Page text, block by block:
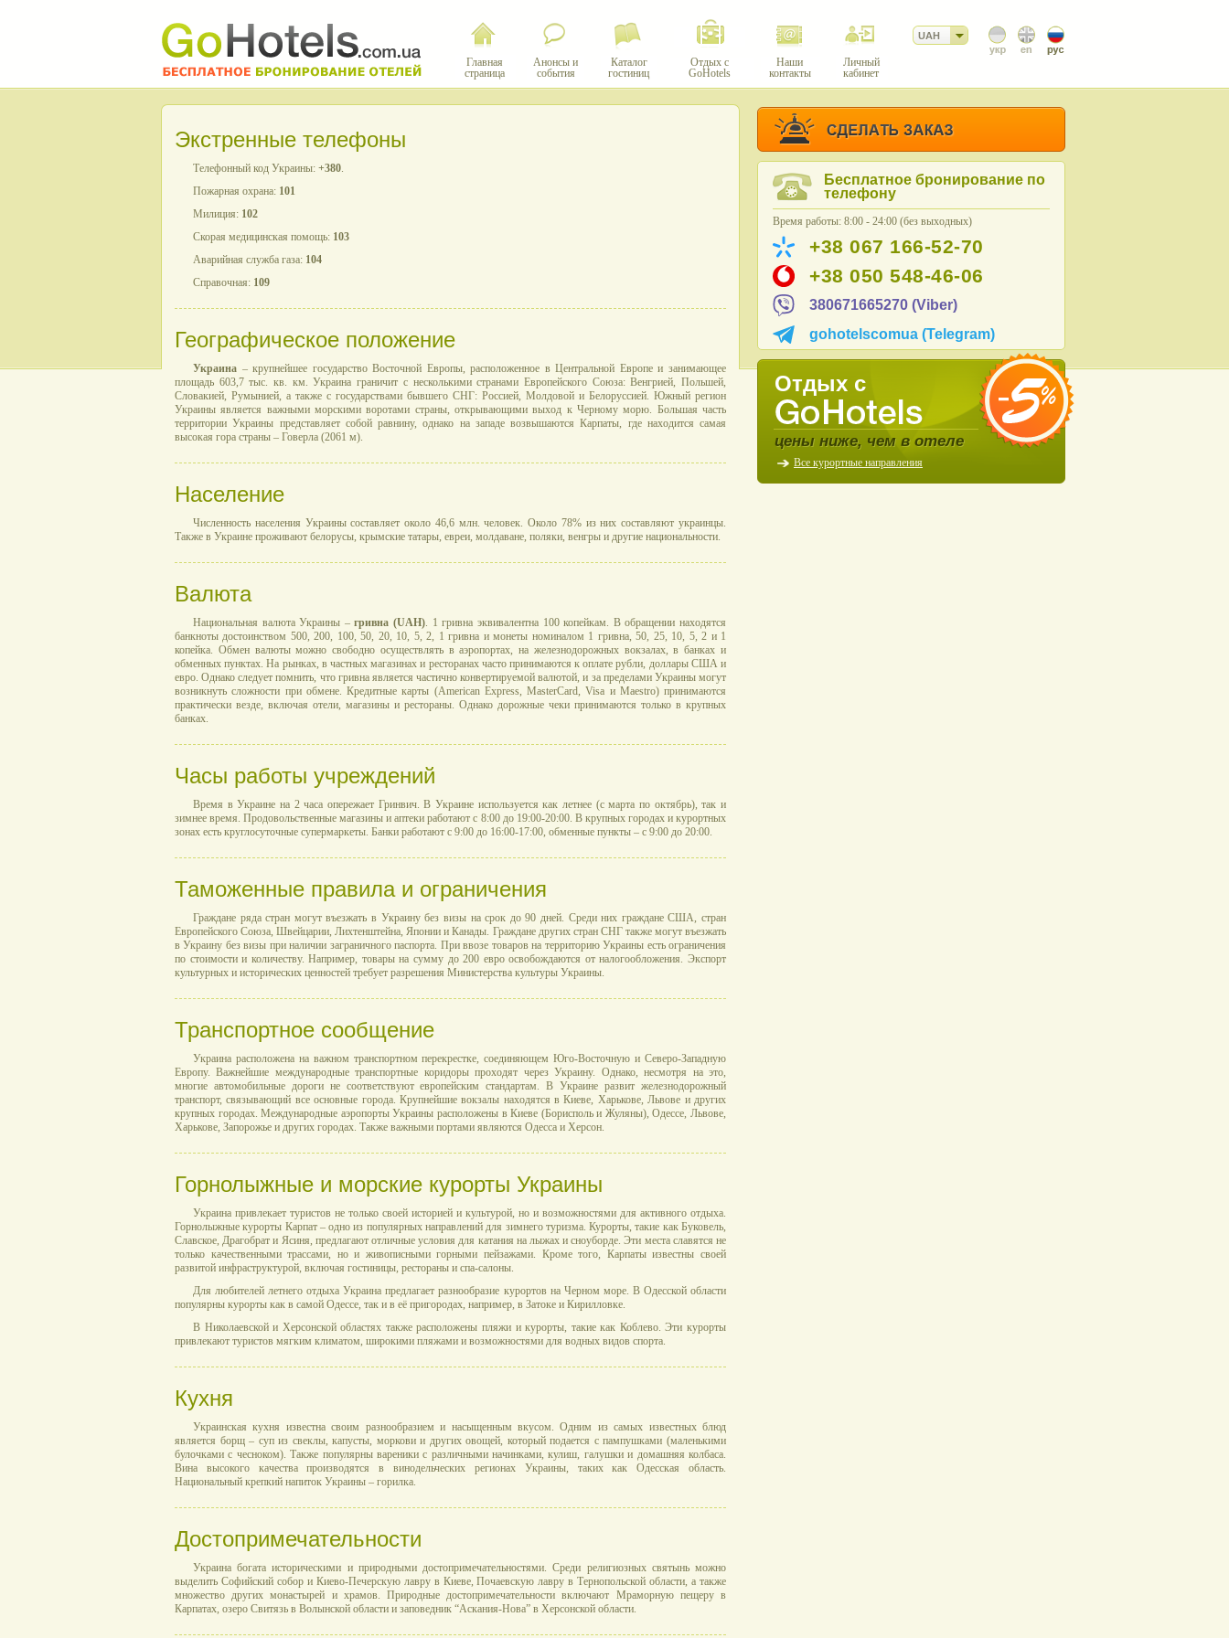
Главная
страница
Анонсы и
события
Каталог
гостиниц
Отдых с
GoHotels
Наши
контакты
Личный
кабинет
UAH
Экстренные телефоны
Телефонный код Украины: +380.
Пожарная охрана: 101
Милиция: 102
Скорая медицинская помощь: 103
Аварийная служба газа: 104
Справочная: 109
Географическое положение
Украина – крупнейшее государство Восточной Европы, расположенное в Центральной Европе и занимающее
площадь 603,7 тыс. кв. км. Украина граничит с несколькими странами Европейского Союза: Венгрией, Польшей,
Словакией, Румынией, а также с государствами бывшего СНГ: Россией, Молдовой и Белоруссией. Южный регион
Украины является важными морскими воротами страны, открывающими выход к Черному морю. Большая часть
территории Украины представляет собой равнину, однако на западе возвышаются Карпаты, где находится самая
высокая гора страны – Говерла (2061 м).
Население
Численность населения Украины составляет около 46,6 млн. человек. Около 78% из них составляют украинцы.
Также в Украине проживают белорусы, крымские татары, евреи, молдаване, поляки, венгры и другие национальности.
Валюта
Национальная валюта Украины –гривна (UAH). 1 гривна эквивалентна 100 копейкам. В обращении находятся
банкноты достоинством 500, 200, 100, 50, 20, 10, 5, 2, 1 гривна и монеты номиналом 1 гривна, 50, 25, 10, 5, 2 и 1
копейка. Обмен валюты можно свободно осуществлять в аэропортах, на железнодорожных вокзалах, в банках и
обменных пунктах. На рынках, в частных магазинах и ресторанах часто принимаются к оплате рубли, доллары США и
евро. Однако следует помнить, что гривна является частично конвертируемой валютой, и за пределами Украины могут
возникнуть сложности при обмене. Кредитные карты (American Express, MasterCard, Visa и Maestro) принимаются
практически везде, включая отели, магазины и рестораны. Однако дорожные чеки принимаются только в крупных
банках.
Часы работы учреждений
Время в Украине на 2 часа опережает Гринвич. В Украине используется как летнее (с марта по октябрь), так и
зимнее время. Продовольственные магазины и аптеки работают с 8:00 до 19:00-20:00. В крупных городах и курортных
зонах есть круглосуточные супермаркеты. Банки работают с 9:00 до 16:00-17:00, обменные пункты – с 9:00 до 20:00.
Таможенные правила и ограничения
Граждане ряда стран могут въезжать в Украину без визы на срок до 90 дней. Среди них граждане США, стран
Европейского Союза, Швейцарии, Лихтенштейна, Японии и Канады. Граждане других стран СНГ также могут въезжать
в Украину без визы при наличии заграничного паспорта. При ввозе товаров на территорию Украины есть ограничения
по стоимости и количеству. Например, товары на сумму до 200 евро освобождаются от налогообложения. Экспорт
культурных и исторических ценностей требует разрешения Министерства культуры Украины.
Транспортное сообщение
Украина расположена на важном транспортном перекрестке, соединяющем Юго-Восточную и Северо-Западную
Европу. Важнейшие международные транспортные коридоры проходят через Украину. Однако, несмотря на это,
многие автомобильные дороги не соответствуют европейским стандартам. В Украине развит железнодорожный
транспорт, связывающий все основные города. Крупнейшие вокзалы находятся в Киеве, Харькове, Львове и других
крупных городах. Международные аэропорты Украины расположены в Киеве (Борисполь и Жуляны), Одессе, Львове,
Харькове, Запорожье и других городах. Также важными портами являются Одесса и Херсон.
Горнолыжные и морские курорты Украины
Украина привлекает туристов не только своей историей и культурой, но и возможностями для активного отдыха.
Горнолыжные курорты Карпат – одно из популярных направлений для зимнего туризма. Курорты, такие как Буковель,
Славское, Драгобрат и Ясиня, предлагают отличные условия для катания на лыжах и сноуборде. Эти места славятся не
только качественными трассами, но и живописными горными пейзажами. Кроме того, Карпаты известны своей
развитой инфраструктурой, включая гостиницы, рестораны и спа-салоны.
Для любителей летнего отдыха Украина предлагает разнообразие курортов на Черном море. В Одесской области
популярны курорты как в самой Одессе, так и в её пригородах, например, в Затоке и Кирилловке.
В Николаевской и Херсонской областях также расположены пляжи и курорты, такие как Коблево. Эти курорты
привлекают туристов мягким климатом, широкими пляжами и возможностями для водных видов спорта.
Кухня
Украинская кухня известна своим разнообразием и насыщенным вкусом. Одним из самых известных блюд
является борщ – суп из свеклы, капусты, моркови и других овощей, который подается с пампушками (маленькими
булочками с чесноком). Также популярны вареники с различными начинками, кулиш, галушки и домашняя колбаса.
Вина высокого качества производятся в винодельческих регионах Украины, таких как Одесская область.
Национальный крепкий напиток Украины – горилка.
Достопримечательности
Украина богата историческими и природными достопримечательностями. Среди религиозных святынь можно
выделить Софийский собор и Киево-Печерскую лавру в Киеве, Почаевскую лавру в Тернопольской области, а также
множество других монастырей и храмов. Природные достопримечательности включают Мраморную пещеру в
Карпатах, озеро Свитязь в Волынской области и заповедник “Аскания-Нова” в Херсонской области.
Бесплатное бронирование по
телефону
Время работы: 8:00 - 24:00 (без выходных)
+38 067 166-52-70
+38 050 548-46-06
380671665270 (Viber)
gohotelscomua (Telegram)
Отдых с
цены ниже, чем в отеле
Все курортные направления